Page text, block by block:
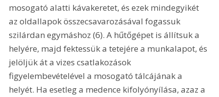
mosogató alatti kávakeretet, és ezek mindegyikét
az oldallapok összecsavarozásával fogassuk
szilárdan egymáshoz (6). A hűtőgépet is állítsuk a
helyére, majd fektessük a tetejére a munkalapot, és
jelöljük át a vizes csatlakozások
figyelembevételével a mosogató tálcájának a
helyét. Ha esetleg a medence kifolyónyílása, azaz a